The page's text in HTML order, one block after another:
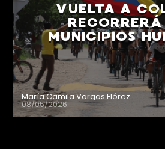
VUELTA A
MUNICIPIOS
María Camila Vargas Flórez
08/05/2026